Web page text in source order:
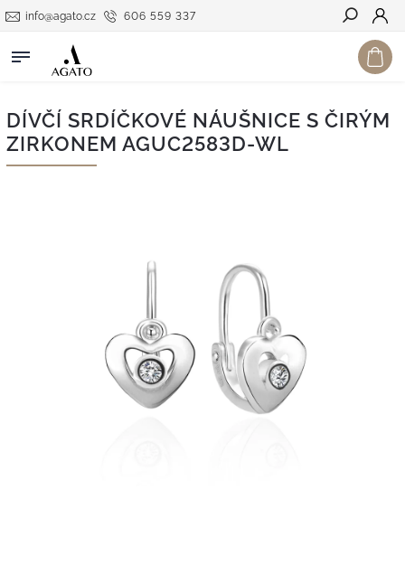
606 559 337
info@agato.cz
Hledat
DÍVČÍ SRDÍČKOVÉ NÁUŠNICE S ČIRÝM
ZIRKONEM AGUC2583D-WL